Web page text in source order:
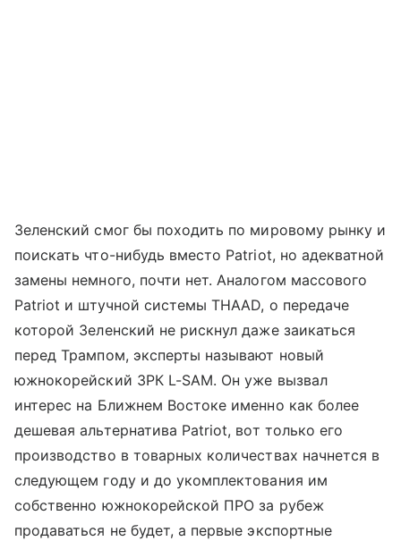
Зеленский смог бы походить по мировому рынку и
поискать что-нибудь вместо Patriot, но адекватной
замены немного, почти нет. Аналогом массового
Patriot и штучной системы THAAD, о передаче
которой Зеленский не рискнул даже заикаться
перед Трампом, эксперты называют новый
южнокорейский ЗРК L-SAM. Он уже вызвал
интерес на Ближнем Востоке именно как более
дешевая альтернатива Patriot, вот только его
производство в товарных количествах начнется в
следующем году и до укомплектования им
собственно южнокорейской ПРО за рубеж
продаваться не будет, а первые экспортные